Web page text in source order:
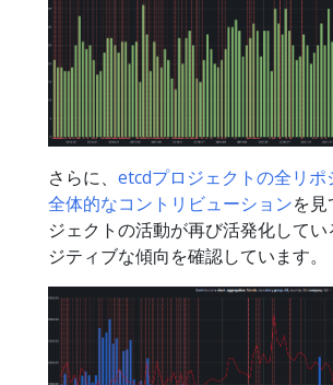
さらに、 etcdプロジェクトの全リポ
全体的なコントリビューションを
ジェクトの活動が再び活発化して
ジティブな傾向を確認しています。